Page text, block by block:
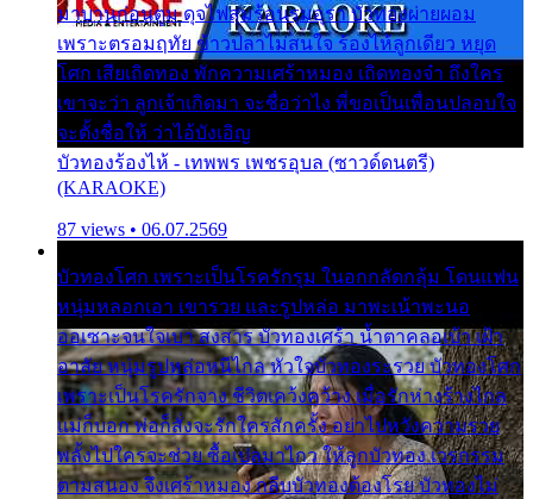
มาบานก่อนตูม ดุจไฟสุมร้อนรุมอุรา บัวทองผ่ายผอม
เพราะตรอมฤทัย ข้าวปลาไม่สนใจ ร้องไห้ลูกเดียว หยุด
โศก เสียเถิดทอง พักความเศร้าหมอง เถิดทองจ๋า ถึงใคร
เขาจะว่า ลูกเจ้าเกิดมา จะชื่อว่าไง พี่ขอเป็นเพื่อนปลอบใจ
จะตั้งชื่อให้ ว่าไอ้บังเอิญ
บัวทองร้องไห้ - เทพพร เพชรอุบล (ซาวด์ดนตรี)
(KARAOKE)
87 views • 06.07.2569
บัวทองโศก เพราะเป็นโรครักรุม ในอกกลัดกลุ้ม โดนแฟน
หนุ่มหลอกเอา เขารวย และรูปหล่อ มาพะเน้าพะนอ
ออเซาะจนใจเบา สงสาร บัวทองเศร้า น้ำตาคลอเบ้า เฝ้า
อาลัย หนุ่มรูปหล่อหนีไกล หัวใจบัวทองระรวย บัวทองโศก
เพราะเป็นโรครักจาง ชีวิตเคว้งคว้าง เมื่อรักห่างร้างไกล
แม่ก็บอก พ่อก็สั่งจะรักใครสักครั้ง อย่าไปหวังความรวย
พลั้งไปใครจะช่วย ซื้อเปลมาไกว ให้ลูกบัวทอง เวรกรรม
ตามสนอง จึงเศร้าหมอง กลีบบัวทองต้องโรย บัวทองไม่